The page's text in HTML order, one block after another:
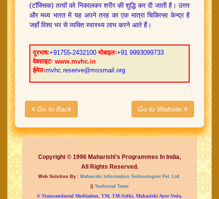
(टाॅक्सिक) तत्वों को निकालकर शरीर की शुद्धि कर दी जाती है। उत्तर
और मध्य भारत में यह अपने तरह का एक मात्रा चिकित्सा केन्द्र है
जहाँ विश्व भर से व्यक्ति स्वास्थ्य लाभ करने आते हैं।
दूरभाषः+91755-2432100मोबाइलः+91 9993099733
वेबसाइटः www.mvhc.in
ईमेलःmvhc.reserve@mssmail.org
Go to Back Go to Website
Copyright © 1996 Maharishi's Programmes In India,
All Rights Reserved.
Web Solution By : Maharishi Information Technologies Pvt. Ltd.
|| Technical Team
® Transcendental Meditation, TM, TM-Sidhi, Maharishi Ayur-Veda,